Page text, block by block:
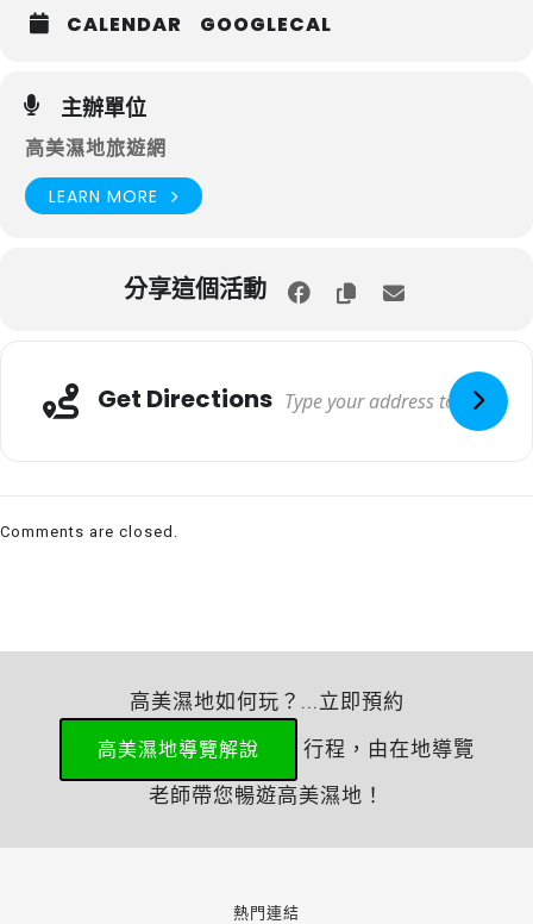
CALENDAR GOOGLECAL
主辦單位
高美濕地旅遊網
LEARN MORE
分享這個活動
Get Directions
Comments are closed.
高美濕地如何玩？...立即預約
高美濕地導覽解說
行程，由在地導覽
老師帶您暢遊高美濕地！
熱門連結